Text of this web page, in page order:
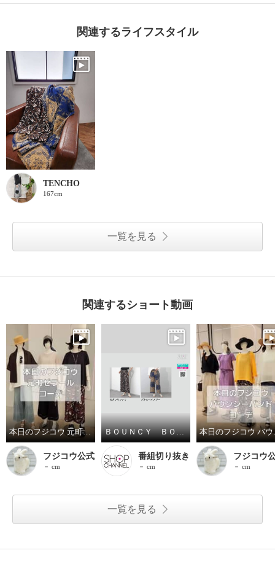
関連するライフスタイル
TENCHO
167cm
一覧を見る
関連するショート動画
本日のフジコウ 元町ゼラールコーデ
フジコウ公式
－ cm
ＢＯＵＮＣＹ ＢＯＮＤ 吸水速乾で超快適！ きれいめエアリーサッカー プリントパンツ
番組切り抜き
－ cm
本日
フジコウ
－ cm
一覧を見る